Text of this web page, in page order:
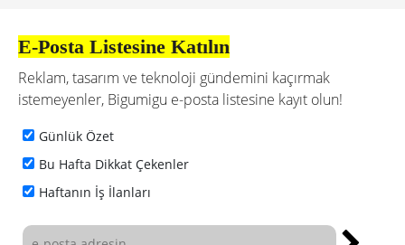
E-Posta Listesine Katılın
Reklam, tasarım ve teknoloji gündemini kaçırmak
istemeyenler, Bigumigu e-posta listesine kayıt olun!
Günlük Özet
Bu Hafta Dikkat Çekenler
Haftanın İş İlanları